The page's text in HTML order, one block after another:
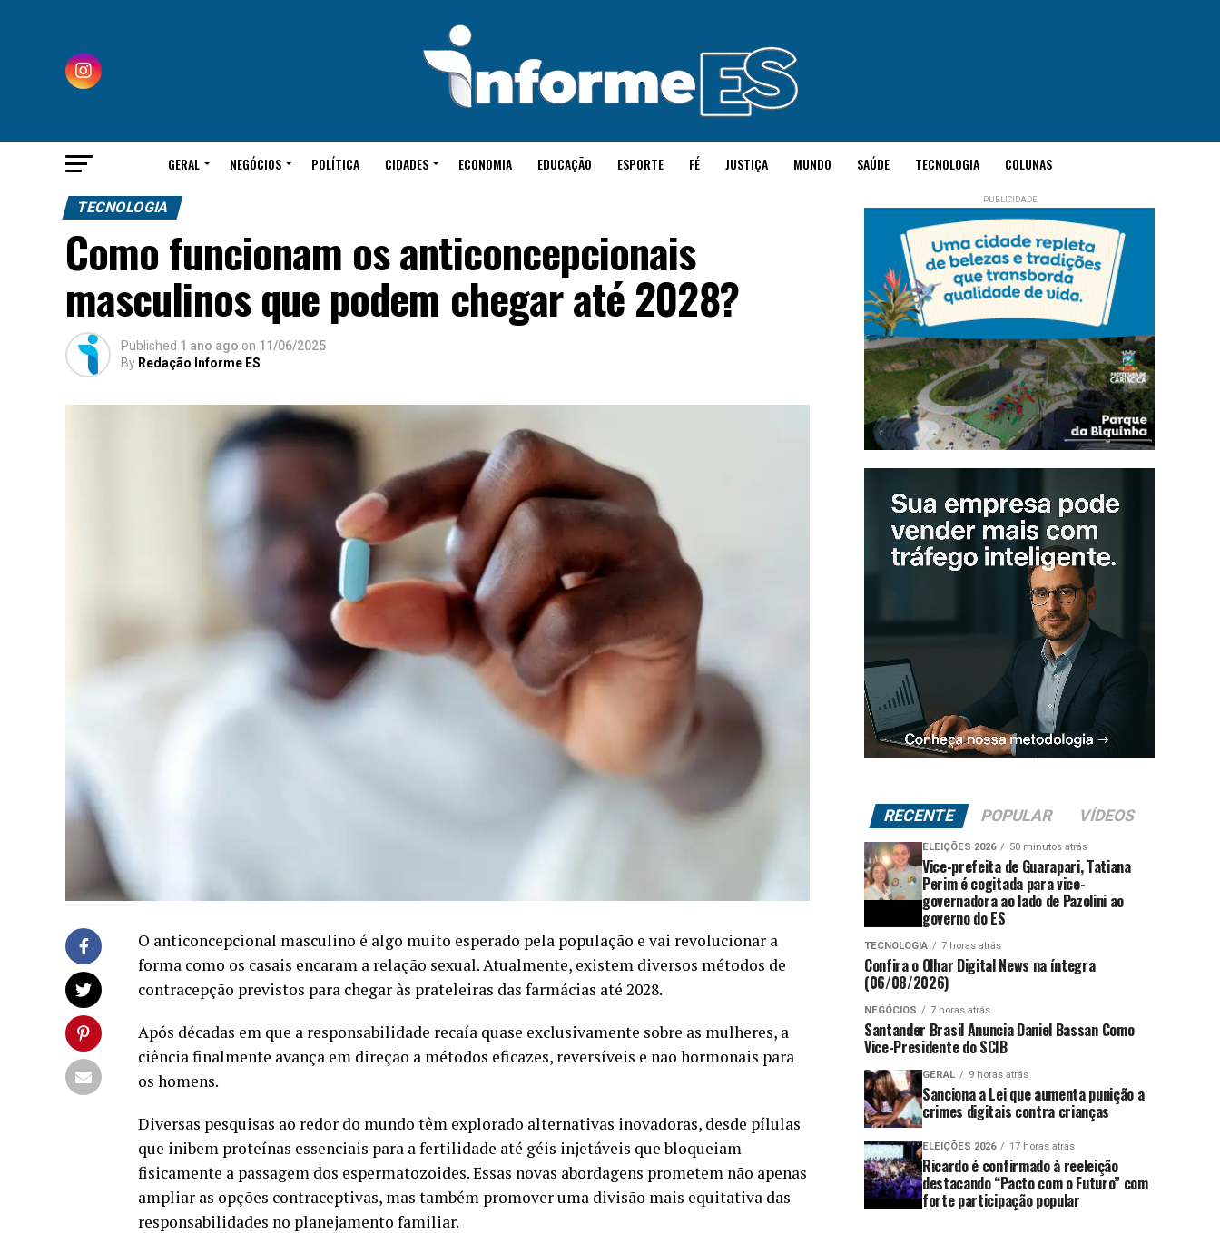
GERAL NEGÓCIOS POLÍTICA CIDADES ECONOMIA EDUCAÇÃO ESPORTE FÉ JUSTIÇA MUNDO SAÚDE TECNOLOGIA COLUNAS
TECNOLOGIA
Como funcionam os anticoncepcionais
masculinos que podem chegar até 2028?
Published 1 ano ago on 11/06/2025
By Redação Informe ES
O anticoncepcional masculino é algo muito esperado pela população e vai revolucionar a
forma como os casais encaram a relação sexual. Atualmente, existem diversos métodos de
contracepção previstos para chegar às prateleiras das farmácias até 2028.
Após décadas em que a responsabilidade recaía quase exclusivamente sobre as mulheres, a
ciência finalmente avança em direção a métodos eficazes, reversíveis e não hormonais para
os homens.
Diversas pesquisas ao redor do mundo têm explorado alternativas inovadoras, desde pílulas
que inibem proteínas essenciais para a fertilidade até géis injetáveis que bloqueiam
fisicamente a passagem dos espermatozoides. Essas novas abordagens prometem não apenas
ampliar as opções contraceptivas, mas também promover uma divisão mais equitativa das
responsabilidades no planejamento familiar.
RECENTE POPULAR VÍDEOS
ELEIÇÕES 2026 50 minutos atrás
Vice-prefeita de Guarapari, Tatiana
Perim é cogitada para vice-
governadora ao lado de Pazolini ao
governo do ES
TECNOLOGIA 7 horas atrás
Confira o Olhar Digital News na íntegra
(06/08/2026)
NEGÓCIOS 7 horas atrás
Santander Brasil Anuncia Daniel Bassan Como
Vice-Presidente do SCIB
GERAL 9 horas atrás
Sanciona a Lei que aumenta punição a
crimes digitais contra crianças
ELEIÇÕES 2026 17 horas atrás
Ricardo é confirmado à reeleição
destacando “Pacto com o Futuro” com
forte participação popular